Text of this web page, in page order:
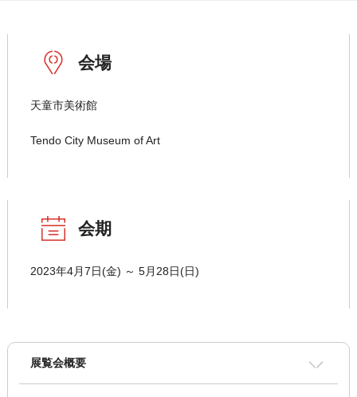
会場
天童市美術館
Tendo City Museum of Art
会期
2023年4月7日(金) ～ 5月28日(日)
展覧会概要